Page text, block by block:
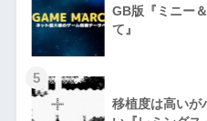
GB版『ミニー
て』
5
移植度は高いが